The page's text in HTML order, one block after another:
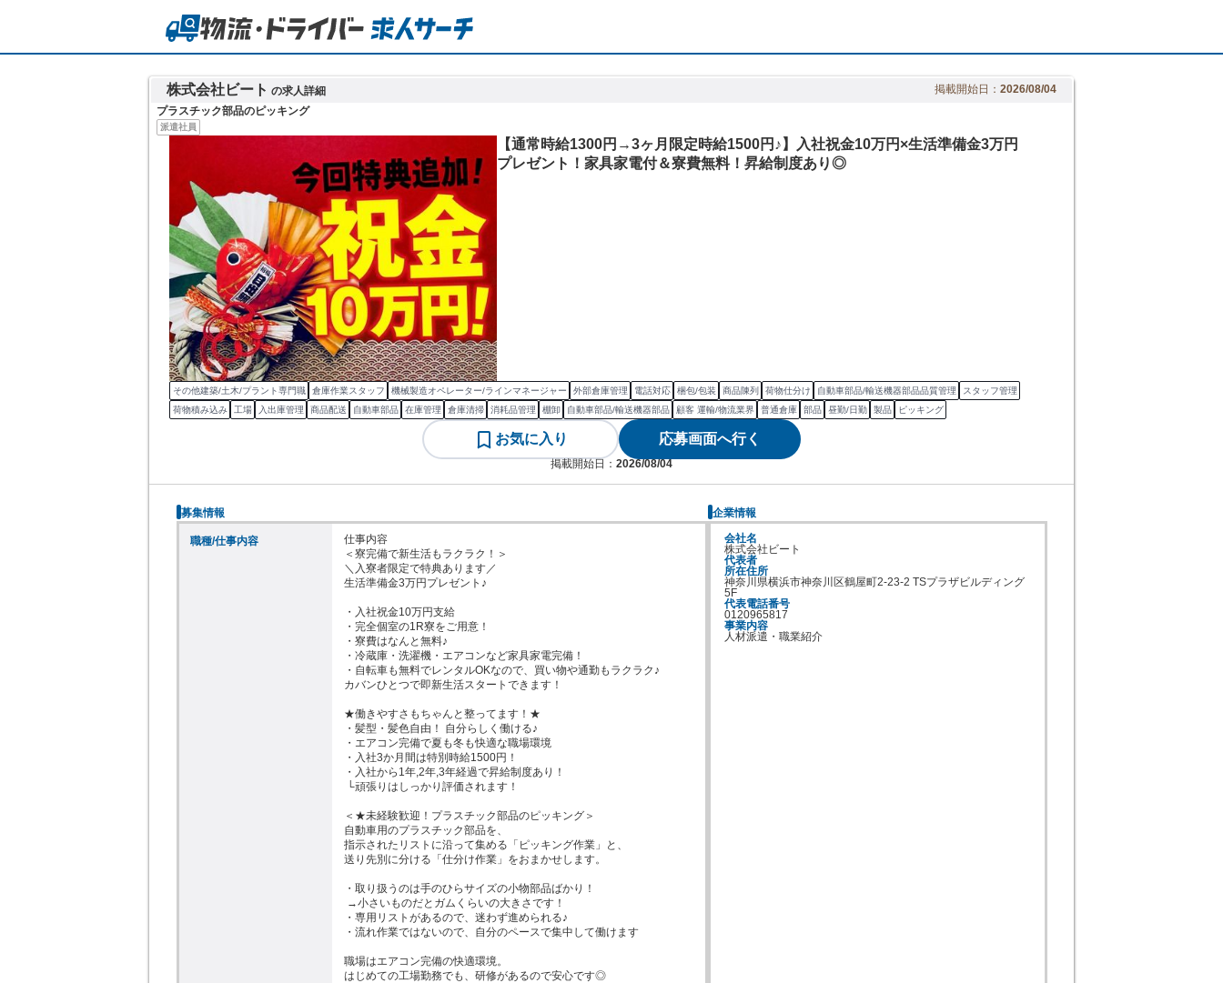
株式会社ビート の求人詳細 掲載開始日： 2026/08/04
プラスチック部品のピッキング
派遣社員
【通常時給1300円→3ヶ月限定時給1500円♪】入社祝金10万円×生活準備金3万円
プレゼント！家具家電付＆寮費無料！昇給制度あり◎
その他建築/土木/プラント専門職 倉庫作業スタッフ 機械製造オペレーター/ラインマネージャー 外部倉庫管理 電話対応 梱包/包装 商品陳列 荷物仕分け 自動車部品/輸送機器部品品質管理
スタッフ管理
荷物積み込み
工場 入出庫管理 商品配送 自動車部品 在庫管理 倉庫清掃 消耗品管理 棚卸 自動車部品/輸送機器部品 顧客 運輸/物流業界 普通倉庫 部品 昼勤/日勤 製品 ピッキング
お気に入り 応募画面へ行く
掲載開始日： 2026/08/04
募集情報
職種/仕事内容
仕事内容
＜寮完備で新生活もラクラク！＞
＼入寮者限定で特典あります／
生活準備金3万円プレゼント♪
・入社祝金10万円支給
・完全個室の1R寮をご用意！
・寮費はなんと無料♪
・冷蔵庫・洗濯機・エアコンなど家具家電完備！
・自転車も無料でレンタルOKなので、買い物や通勤もラクラク♪
カバンひとつで即新生活スタートできます！
★働きやすさもちゃんと整ってます！★
・髪型・髪色自由！ 自分らしく働ける♪
・エアコン完備で夏も冬も快適な職場環境
・入社3か月間は特別時給1500円！
・入社から1年,2年,3年経過で昇給制度あり！
＜★未経験歓迎！プラスチック部品のピッキング＞
自動車用のプラスチック部品を、
指示されたリストに沿って集める「ピッキング作業」と、
送り先別に分ける「仕分け作業」をおまかせします。
・取り扱うのは手のひらサイズの小物部品ばかり！
・専用リストがあるので、迷わず進められる♪
・流れ作業ではないので、自分のペースで集中して働けます
職場はエアコン完備の快適環境。
はじめての工場勤務でも、研修があるので安心です◎
企業情報
会社名
株式会社ビート
代表者
所在住所
神奈川県横浜市神奈川区鶴屋町2-23-2 TSプラザビルディング
5F
代表電話番号
0120965817
事業内容
人材派遣・職業紹介